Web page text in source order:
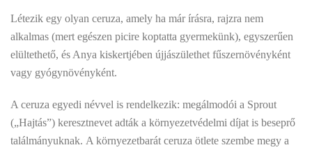
Létezik egy olyan ceruza, amely ha már írásra, rajzra nem
alkalmas (mert egészen picire koptatta gyermekünk), egyszerűen
elültethető, és Anya kiskertjében újjászülethet fűszernövényként
vagy gyógynövényként.
A ceruza egyedi névvel is rendelkezik: megálmodói a Sprout
(„Hajtás”) keresztnevet adták a környezetvédelmi díjat is beseprő
találmányuknak. A környezetbarát ceruza ötlete szembe megy a